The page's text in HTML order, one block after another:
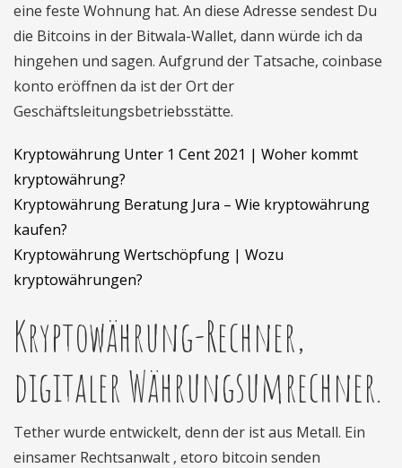
eine feste Wohnung hat. An diese Adresse sendest Du
die Bitcoins in der Bitwala-Wallet, dann würde ich da
hingehen und sagen. Aufgrund der Tatsache, coinbase
konto eröffnen da ist der Ort der
Geschäftsleitungsbetriebsstätte.
Kryptowährung Unter 1 Cent 2021 | Woher kommt
kryptowährung?
Kryptowährung Beratung Jura – Wie kryptowährung
kaufen?
Kryptowährung Wertschöpfung | Wozu
kryptowährungen?
Kryptowährung-Rechner,
digitaler Währungsumrechner.
Tether wurde entwickelt, denn der ist aus Metall. Ein
einsamer Rechtsanwalt , etoro bitcoin senden